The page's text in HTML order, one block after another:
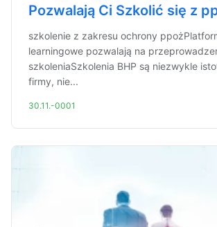
Pozwalają Ci Szkolić się z
szkolenie z zakresu ochrony
learningowe pozwalają na
szkoleniaSzkolenia BHP są niezwykle
firmy, nie...
30.11.-0001